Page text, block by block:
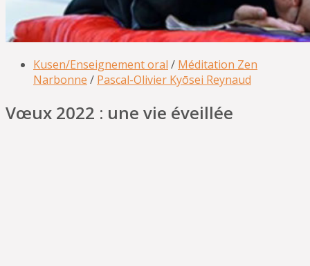
Kusen/Enseignement oral / Méditation Zen
Narbonne / Pascal-Olivier Kyōsei Reynaud
Vœux 2022 : une vie éveillée